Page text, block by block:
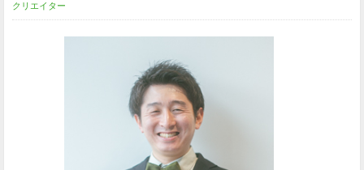
クリエイター